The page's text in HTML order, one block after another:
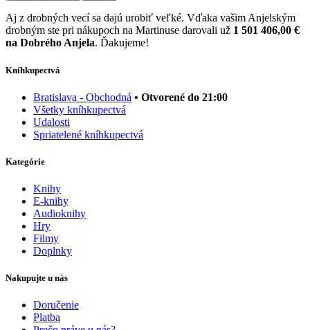
Aj z drobných vecí sa dajú urobiť veľké. Vďaka vašim Anjelským
drobným ste pri nákupoch na Martinuse darovali už 1 501 406,00 €
na Dobrého Anjela. Ďakujeme!
Kníhkupectvá
Bratislava - Obchodná • Otvorené do 21:00
Všetky kníhkupectvá
Udalosti
Spriatelené kníhkupectvá
Kategórie
Knihy
E-knihy
Audioknihy
Hry
Filmy
Doplnky
Nakupujte u nás
Doručenie
Platba